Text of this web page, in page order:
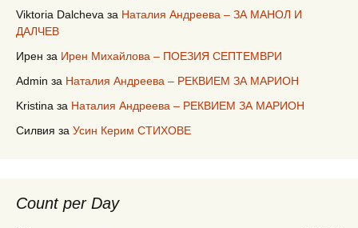
Viktoria Dalcheva за Наталия Андреева – ЗА МАНОЛ И
ДАЛЧЕВ
Ирен за Ирен Михайлова – ПОЕЗИЯ СЕПТЕМВРИ
Admin за Наталия Андреева – РЕКВИЕМ ЗА МАРИОН
Kristina за Наталия Андреева – РЕКВИЕМ ЗА МАРИОН
Силвия за Усин Керим СТИХОВЕ
Count per Day